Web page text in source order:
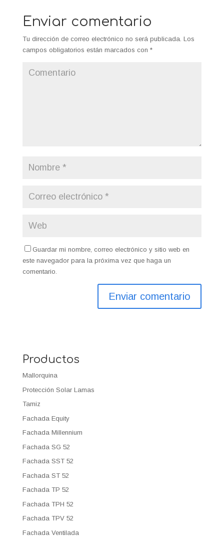
Enviar comentario
Tu dirección de correo electrónico no será publicada. Los
campos obligatorios están marcados con *
Guardar mi nombre, correo electrónico y sitio web en
este navegador para la próxima vez que haga un
comentario.
Productos
Mallorquina
Protección Solar Lamas
Tamiz
Fachada Equity
Fachada Millennium
Fachada SG 52
Fachada SST 52
Fachada ST 52
Fachada TP 52
Fachada TPH 52
Fachada TPV 52
Fachada Ventilada